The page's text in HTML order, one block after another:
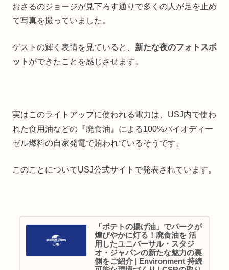
おさるのジョージが見下ろす通りで多くの人が足を止め
て写真を撮っていました。
ゲストの輝く表情を見ていると、 新たな夜のフォトスポ
ット ができたことを感じさせます。
実はこのライトアップに使われる電力は、USJ内で使わ
れた食用油などの『廃食油』による100%バイオディー
ゼル燃料の自家発電で賄われているそうです。
このことについてUSJ公式サイトで発表されています。
「ポテトの揚げ油」でパークが
煌びやかに灯る！廃食油を 活
用したユニバーサル・スタジ
オ・ジャパンの新たな魅力の裏
側をご紹介 | Environment 持続